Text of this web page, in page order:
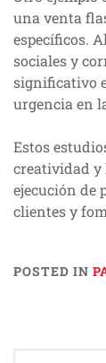
una venta
específicos.
sociales y
significativo
urgencia en
Estos
creatividad y
ejecución de
clientes y
POSTED IN